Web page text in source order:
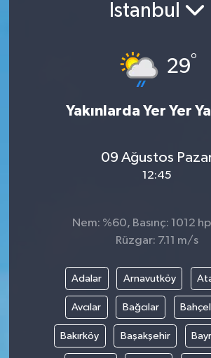
İstanbul
29°
Yakınlarda Yer Yer
09 Ağustos
12:45
Nem: %60, Basınç: 1012
Rüzgar: 7.11 m/s
Adalar Arnavutköy
Avcılar Bağcılar
Bakırköy Başakşehir